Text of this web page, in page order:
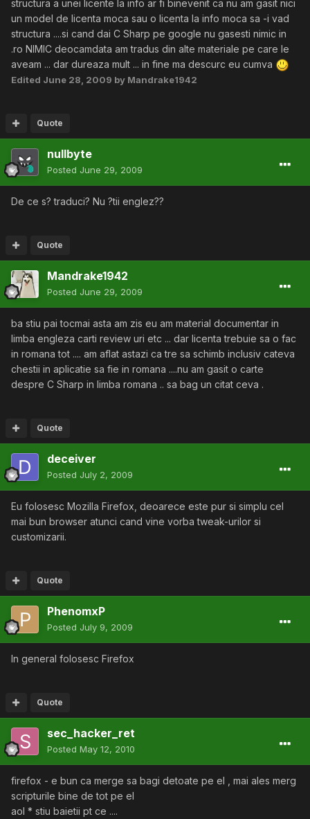
structura a unei licente la info ar fi binevenit ca nu am gasit nici
un model de licenta moca sau o licenta la info moca sa -i vad
structura ....si cand dai C Sharp pe google nu gasesti nimic in
.ro NIMIC deocamdata am tradus din alte materiale pe care le
aveam ... dar dureaza mult ... in fine ma descurc eu cumva
Edited June 28, 2009 by Mandrake1942
Quote
nullbyte
Posted June 29, 2009
De ce s? traduci? Nu ?tii englez??
Quote
Mandrake1942
Posted June 29, 2009
ba stiu pai tocmai asta am zis eu am material documentar in
limba engleza carti review uri etc ... dar licenta trebuie sa o fac
in romana tot .... am aflat astazi ca tre sa schimb inclusiv cateva
chestii in aplicatie sa fie in romana ....nu am gasit o carte
despre C Sharp in limba romana .. sa bag un citat ceva .
Quote
deceiver
Posted July 2, 2009
Eu folosesc Mozilla Firefox, deoarece este pur si simplu cel
mai bun browser atunci cand vine vorba tweak-urilor si
customizarii.
Quote
PhenomxP
Posted July 9, 2009
In general folosesc Firefox
Quote
sec_hacker_ret
Posted May 12, 2010
firefox - e bun ca merge sa bagi detoate pe el , mai ales merg
scripturile bine de tot pe el
aol * stiu baietii pt ce ....